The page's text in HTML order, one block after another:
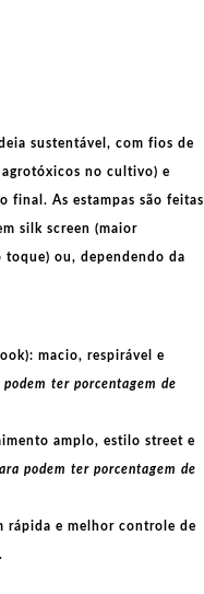
sustentável, com fios de
no cultivo) e
final. As estampas são feitas
silk screen (maior
toque) ou, dependendo da
macio, respirável e
ter porcentagem de
amplo, estilo street e
podem ter porcentagem de
rápida e melhor controle de